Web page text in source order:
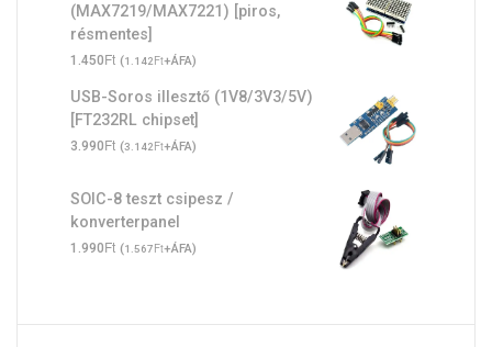
(MAX7219/MAX7221) [piros,
résmentes]
1.450Ft (1.142Ft+ÁFA)
USB-Soros illesztő (1V8/3V3/5V)
[FT232RL chipset]
3.990Ft (3.142Ft+ÁFA)
SOIC-8 teszt csipesz /
konverterpanel
1.990Ft (1.567Ft+ÁFA)